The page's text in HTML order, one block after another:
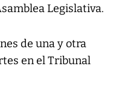
Legislativa.
de una y otra
en el Tribunal